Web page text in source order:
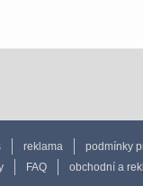
reklama podmínky
FAQ obchodní a